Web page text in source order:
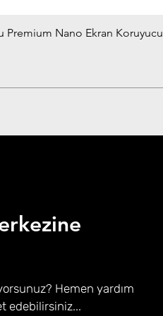
Premium Nano Ekran Koruyucu
Hemen yardım
edebilirsiniz...